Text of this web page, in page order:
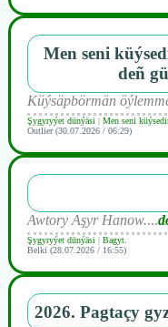
Men seni
deñ
Küýsäpbörmän
Şygyryýet dünýäsi | Men seni
Outlier (30.07.2026 / 06:29)
Awtory Aşyr Hanow....
Şygyryýet dünýäsi | Bagyt.
Belki (28.07.2026 / 16:55)
2026. Pagtaçy